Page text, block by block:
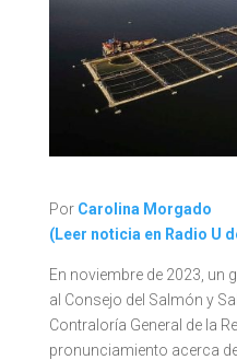
Por Carolina Morgado
(Leer noticia en Radio U
En noviembre de 2023, un
al Consejo del Salmón y
Contraloría General de la
pronunciamiento acerca